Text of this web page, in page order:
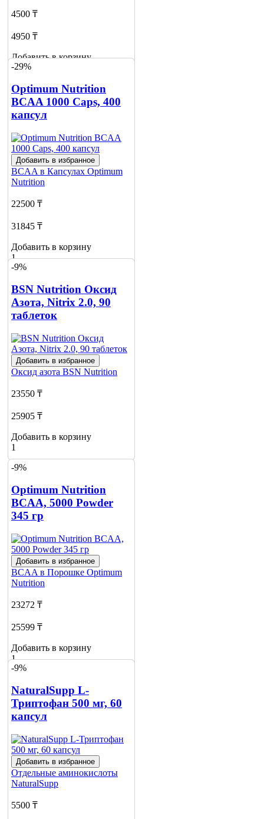
4500 ₸
4950 ₸
Добавить в корзину
4
-29%
Optimum Nutrition
BCAA 1000 Caps, 400
капсул
Добавить в избранное
BCAA в Капсулах Optimum
Nutrition
22500 ₸
31845 ₸
Добавить в корзину
1
-9%
BSN Nutrition Оксид
Азота, Nitrix 2.0, 90
таблеток
Добавить в избранное
Оксид азота BSN Nutrition
23550 ₸
25905 ₸
Добавить в корзину
1
-9%
Optimum Nutrition
BCAA, 5000 Powder
345 гр
Добавить в избранное
BCAA в Порошке Optimum
Nutrition
23272 ₸
25599 ₸
Добавить в корзину
1
-9%
NaturalSupp L-
Триптофан 500 мг, 60
капсул
Добавить в избранное
Отдельные аминокислоты
NaturalSupp
5500 ₸